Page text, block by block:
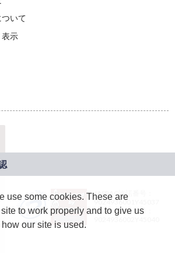
いて
示
JASRAC許諾番号：
9024936001Y45037
JASRAC許諾番号：
use some cookies. These are
to work properly and to give us
our site is used.